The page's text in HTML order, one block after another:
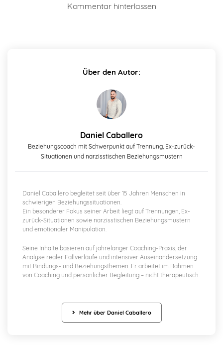
Kommentar hinterlassen
Über den Autor:
Daniel Caballero
Beziehungscoach mit Schwerpunkt auf Trennung, Ex-zurück-
Situationen und narzisstischen Beziehungsmustern
Daniel Caballero begleitet seit über 15 Jahren Menschen in
schwierigen Beziehungssituationen.
Ein besonderer Fokus seiner Arbeit liegt auf Trennungen, Ex-
zurück-Situationen sowie narzisstischen Beziehungsmustern
und emotionaler Manipulation.
Seine Inhalte basieren auf jahrelanger Coaching-Praxis, der
Analyse realer Fallverläufe und intensiver Auseinandersetzung
mit Bindungs- und Beziehungsthemen. Er arbeitet im Rahmen
von Coaching und persönlicher Begleitung – nicht therapeutisch.
Mehr über Daniel Caballero